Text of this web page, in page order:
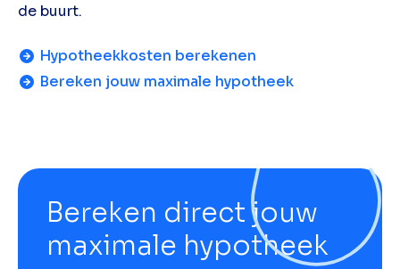
de buurt.
Hypotheekkosten berekenen
Bereken jouw maximale hypotheek
Bereken direct jouw
maximale hypotheek